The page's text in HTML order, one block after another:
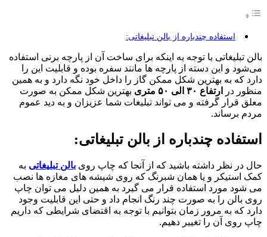
استفاده چندباره از بالن تبلیغاتی:
بالن تبلیغاتی با توجه به اینکه برای ساخت آن از پارچه برنی استفاده
می‌شود و این دسته از پارچه ها مانند سفره بوده و قابلیت این را
دارد که به بهترین شکل ممکن گاز را داخل خود نگه دارد و به همین
منظور در
ارتفاع ۳۰ الی ۵۰ متری
بهترین شکل ممکن به صورت
معلق قرار گرفته و می تواند تبلیغات شما عزیزان و به دید عموم
مردم برساند.
استفاده چندباره از بالن تبلیغاتی:
حال در نظر داشته باشید که از آنجا که چاپ روی بالن تبلیغاتی به
کمک استیکر و یا همان شبرنگ که روی شیشه های مغازه ها نصب
می شود مورد استفاده قرار می گیرد به همین دلیل می توان چاپ
روی بالن را به صورت چند رنگ انجام داد و حتی این قابلیت وجود
دارد که به مرور زمان بتوانیم با توجه به اقتضای شرایطی که داریم
چاپ روی آن را تغییر دهیم.